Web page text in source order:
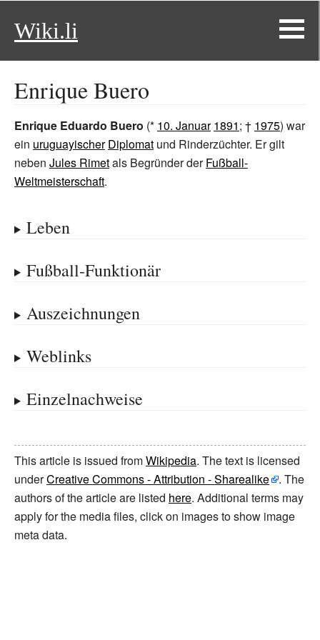
Wiki.li
Enrique Buero
Enrique Eduardo Buero (* 10. Januar 1891; † 1975) war
ein uruguayischer Diplomat und Rinderzüchter. Er gilt
neben Jules Rimetals Begründer derFußball-
Weltmeisterschaft.
Leben
Fußball-Funktionär
Auszeichnungen
Weblinks
Einzelnachweise
This article is issued fromWikipedia. The text is licensed
underCreative Commons - Attribution - Sharealike
. The
authors of the article are listed here. Additional terms may
apply for the media files, click on images to show image
meta data.